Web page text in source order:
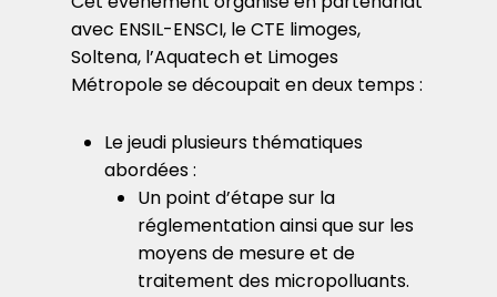
avec ENSIL-ENSCI, le CTE limoges,
Soltena, l’Aquatech et Limoges
Métropole se découpait en deux temps :
Le jeudi plusieurs thématiques
abordées :
Un point d’étape sur la
réglementation ainsi que sur les
moyens de mesure et de
traitement des micropolluants.